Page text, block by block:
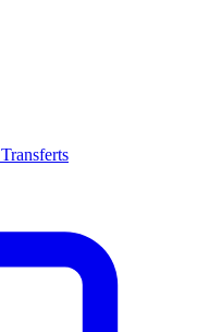
Transferts